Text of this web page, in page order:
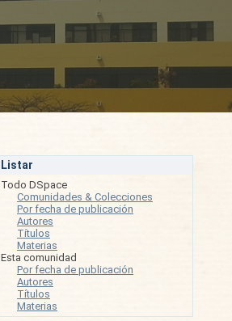
Listar
Todo DSpace
Comunidades & Colecciones
Por fecha de publicación
Autores
Títulos
Materias
Esta comunidad
Por fecha de publicación
Autores
Títulos
Materias